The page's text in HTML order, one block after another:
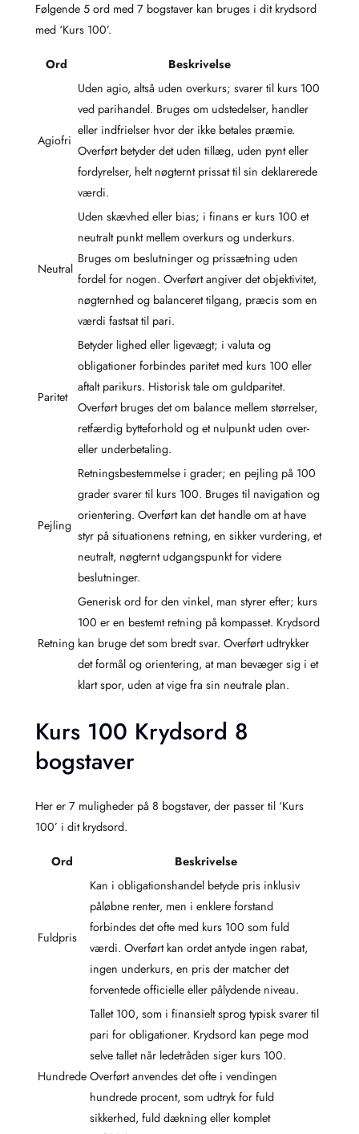
Følgende 5 ord med 7 bogstaver kan bruges i dit krydsord
med ‘Kurs 100’.
Ord Beskrivelse
Agiofri
Uden agio, altså uden overkurs; svarer til kurs 100
ved parihandel. Bruges om udstedelser, handler
eller indfrielser hvor der ikke betales præmie.
Overført betyder det uden tillæg, uden pynt eller
fordyrelser, helt nøgternt prissat til sin deklarerede
værdi.
Neutral
Uden skævhed eller bias; i finans er kurs 100 et
neutralt punkt mellem overkurs og underkurs.
Bruges om beslutninger og prissætning uden
fordel for nogen. Overført angiver det objektivitet,
nøgternhed og balanceret tilgang, præcis som en
værdi fastsat til pari.
Paritet
Betyder lighed eller ligevægt; i valuta og
obligationer forbindes paritet med kurs 100 eller
aftalt parikurs. Historisk tale om guldparitet.
Overført bruges det om balance mellem størrelser,
retfærdig bytteforhold og et nulpunkt uden over-
eller underbetaling.
Pejling
Retningsbestemmelse i grader; en pejling på 100
grader svarer til kurs 100. Bruges til navigation og
orientering. Overført kan det handle om at have
styr på situationens retning, en sikker vurdering, et
neutralt, nøgternt udgangspunkt for videre
beslutninger.
Retning
Generisk ord for den vinkel, man styrer efter; kurs
100 er en bestemt retning på kompasset. Krydsord
kan bruge det som bredt svar. Overført udtrykker
det formål og orientering, at man bevæger sig i et
klart spor, uden at vige fra sin neutrale plan.
Kurs 100 Krydsord 8
bogstaver
Her er 7 muligheder på 8 bogstaver, der passer til ‘Kurs
100’ i dit krydsord.
Ord Beskrivelse
Fuldpris
Kan i obligationshandel betyde pris inklusiv
påløbne renter, men i enklere forstand
forbindes det ofte med kurs 100 som fuld
værdi. Overført kan ordet antyde ingen rabat,
ingen underkurs, en pris der matcher det
forventede officielle eller pålydende niveau.
Hundrede
Tallet 100, som i finansielt sprog typisk svarer til
pari for obligationer. Krydsord kan pege mod
selve tallet når ledetråden siger kurs 100.
Overført anvendes det ofte i vendingen
hundrede procent, som udtryk for fuld
sikkerhed, fuld dækning eller komplet